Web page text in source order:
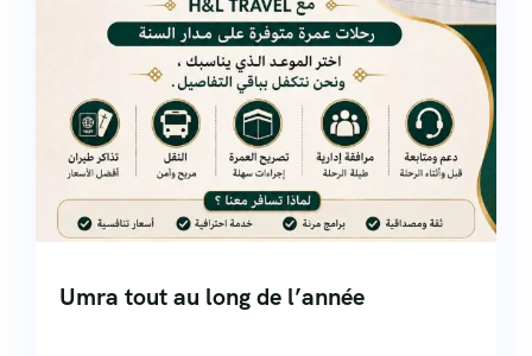
Umra tout au long de l’année